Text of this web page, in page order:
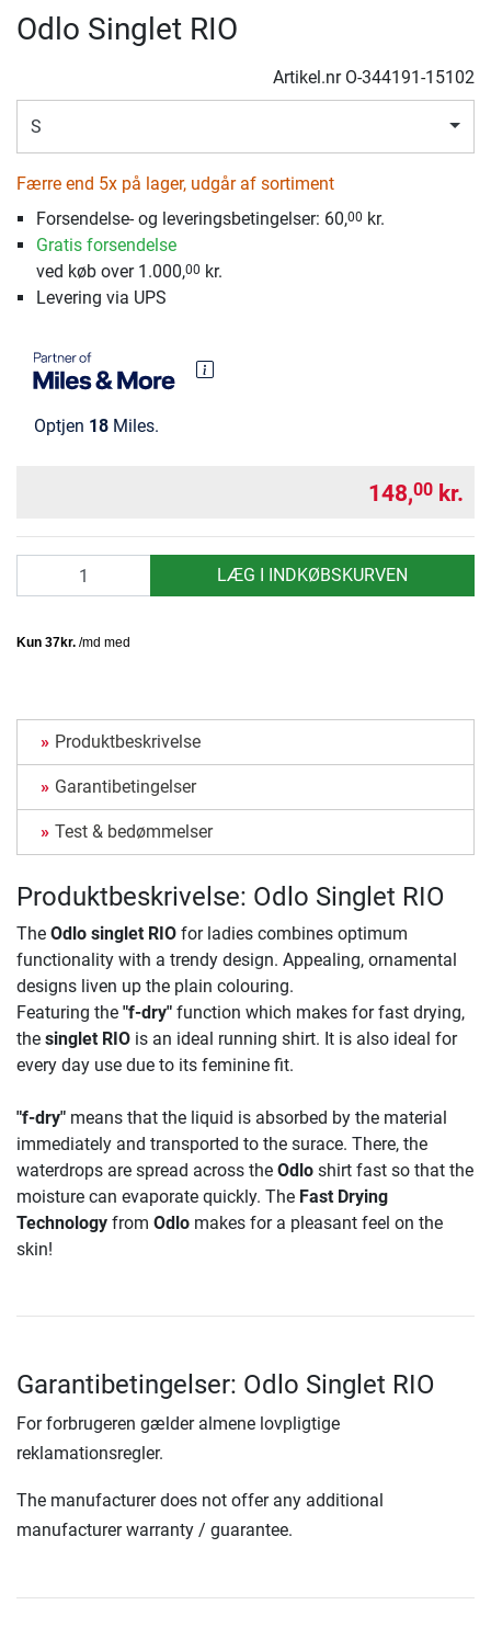
Odlo Singlet RIO
Artikel.nr O-344191-15102
S
Færre end 5x på lager, udgår af sortiment
Forsendelse- og leveringsbetingelser: 60,00 kr.
Gratis forsendelse
ved køb over 1.000,00 kr.
Levering via UPS
Optjen 18 Miles.
148,00 kr.
LÆG I INDKØBSKURVEN
Produktbeskrivelse
Garantibetingelser
Test & bedømmelser
Produktbeskrivelse: Odlo Singlet RIO
The Odlo singlet RIO for ladies combines optimum
functionality with a trendy design. Appealing, ornamental
designs liven up the plain colouring.
Featuring the "f-dry" function which makes for fast drying,
the singlet RIO is an ideal running shirt. It is also ideal for
every day use due to its feminine fit.
"f-dry" means that the liquid is absorbed by the material
immediately and transported to the surace. There, the
waterdrops are spread across the Odlo shirt fast so that the
moisture can evaporate quickly. The Fast Drying
Technology from Odlo makes for a pleasant feel on the
skin!
Garantibetingelser: Odlo Singlet RIO
For forbrugeren gælder almene lovpligtige
reklamationsregler.
The manufacturer does not offer any additional
manufacturer warranty / guarantee.